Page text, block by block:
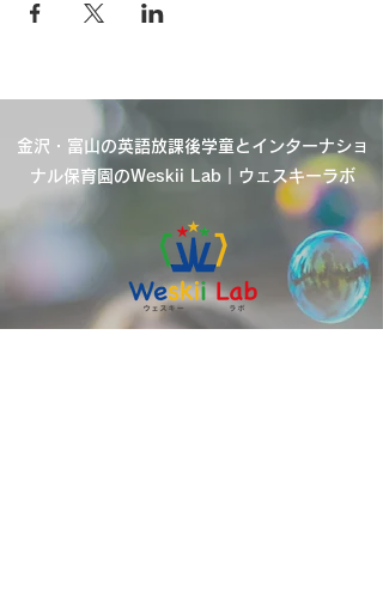
金沢・富山の英語放課後学童とインターナショ
ナル保育園のWeskii Lab｜ウェスキーラボ